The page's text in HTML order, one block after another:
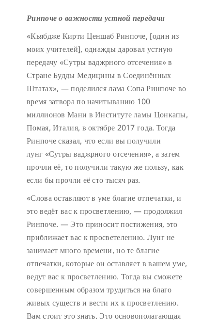
Ринпоче о важности устной передачи
«Кьябдже Кирти Ценшаб Ринпоче, [один из
моих учителей], однажды даровал устную
передачу «Сутры ваджрного отсечения» в
Стране Будды Медицины в Соединённых
Штатах», — поделился лама Сопа Ринпоче во
время затвора по начитыванию 100
миллионов Мани в Институте ламы Цонкапы,
Помая, Италия, в октябре 2017 года. Тогда
Ринпоче сказал, что если вы получили
лунг «Сутры ваджрного отсечения», а затем
прочли её, то получили такую же пользу, как
если бы прочли её сто тысяч раз.
«Слова оставляют в уме благие отпечатки, и
это ведёт вас к просветлению, — продолжил
Ринпоче. — Это приносит постижения, это
приближает вас к просветелению. Лунг не
занимает много времени, но те благие
отпечатки, которые он оставляет в вашем уме,
ведут вас к просветлению. Тогда вы сможете
совершенным образом трудиться на благо
живых существ и вести их к просветлению.
Вам стоит это знать. Это основополагающая